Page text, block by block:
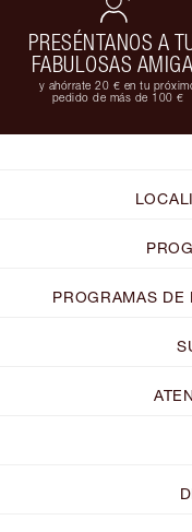
PRESÉNTANOS A
FABULOSAS
y ahórrate 20 € en tu
pedido de más de 100 €
PROGRAMAS